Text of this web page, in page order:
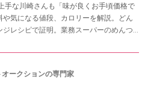
手な川崎さんも「味が良くお手頃価格で
気になる値段、カロリーを解説。どん
レシピで証明。業務スーパーのめんつ
ークションの専門家